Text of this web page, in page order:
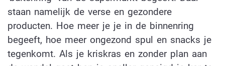
staan namelijk de verse en gezondere
producten. Hoe meer je je in de binnenring
begeeft, hoe meer ongezond spul en snacks je
tegenkomt. Als je kriskras en zonder plan aan